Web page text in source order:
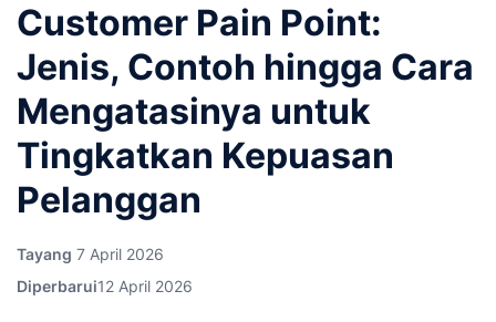
Customer Pain Point:
Jenis, Contoh hingga Cara
Mengatasinya untuk
Tingkatkan Kepuasan
Pelanggan
Tayang 7 April 2026
Diperbarui12 April 2026